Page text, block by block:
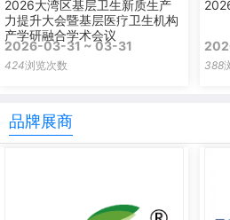
2026大湾区基层卫生新质生产
力提升大会暨基层医疗卫生机构
产学研融合学术会议
2026-03-31 ~ 03-31
424浏览次数 388
品牌展商